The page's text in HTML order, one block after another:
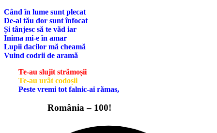
Când în lume sunt plecat
De-al tău dor sunt înfocat
Și tânjesc să te văd iar
Inima mi-e în amar
Lupii dacilor mă cheamă
Vuind codrii de aramă
Te-au slujit strămoșii
Te-au urât codoșii
Peste vremi tot falnic-ai rămas,
România – 100!